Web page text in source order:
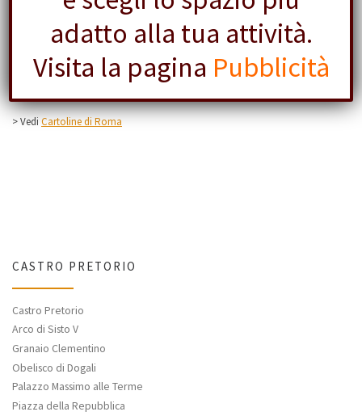
commemoravano i loro eroi. Nel 1924, in occasione dei
lavori di riassetto urbanistico diPiazza dei Cinquecento
l’obelisco fu spostato nel giardino di Via delleTerme di
, dove tuttora è situato.
> Vedi Cartoline di Roma
CASTRO PRETORIO
Castro Pretorio
Arco di Sisto V
Granaio Clementino
Obelisco di Dogali
Palazzo Massimo alle Terme
Piazza della Repubblica
adatto alla tua attività.
Visita la pagina Pubblicità